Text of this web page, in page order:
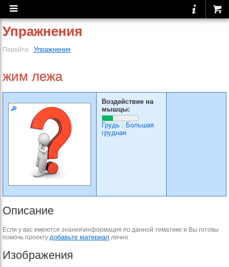
Упражнения
Перейти: Упражнения
жим лежа
Воздействие на
мышцы:
Грудь : Большая
грудная
Описание
Если у вас имеются знания\информация по данной тематике и Вы готовы
помочь проекту добавьте материал лично
Изображения